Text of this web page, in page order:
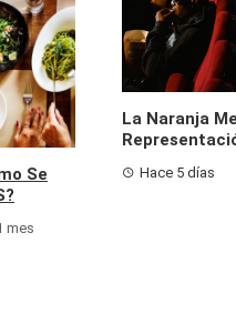
Se
mes
La Naranja
Hace 5 días